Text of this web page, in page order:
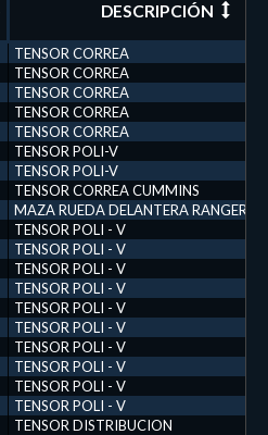
DESCRIPCIÓN
TENSOR CORREA
TENSOR CORREA
TENSOR CORREA
TENSOR CORREA
TENSOR CORREA
TENSOR POLI-V
TENSOR POLI-V
TENSOR CORREA CUMMINS
MAZA RUEDA DELANTERA RANGER
TENSOR POLI - V
TENSOR POLI - V
TENSOR POLI - V
TENSOR POLI - V
TENSOR POLI - V
TENSOR POLI - V
TENSOR POLI - V
TENSOR POLI - V
TENSOR POLI - V
TENSOR POLI - V
TENSOR DISTRIBUCION